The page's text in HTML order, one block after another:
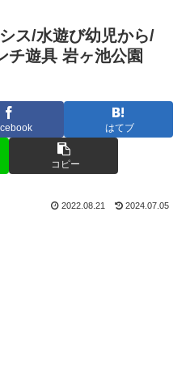
ス/水遊び幼児から/
チ遊具 岩ヶ池公園
はてブ
コピー
2022.08.21 2024.07.05